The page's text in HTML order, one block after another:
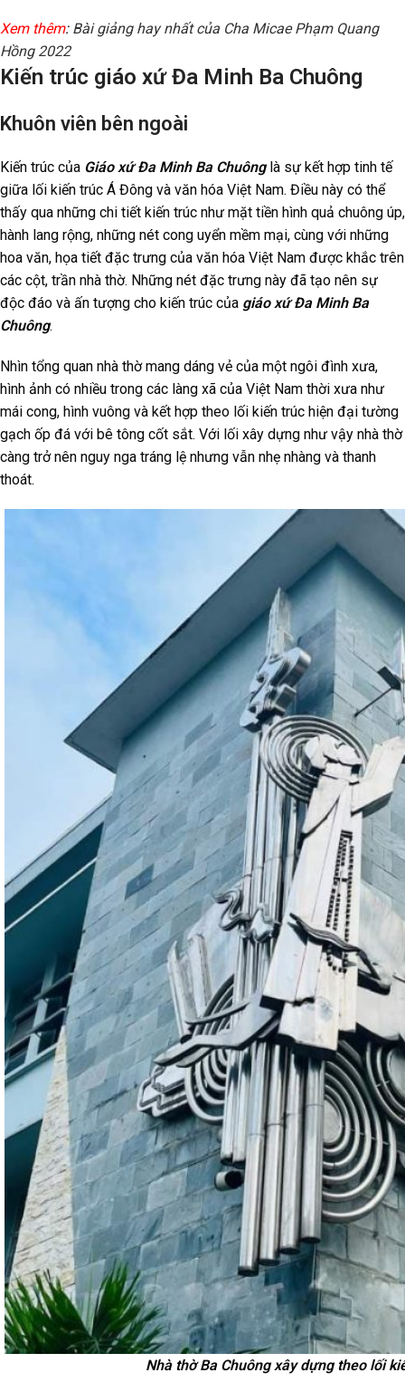
Xem thêm: Bài giảng hay nhất của Cha Micae Phạm Quang
Hồng 2022
Kiến trúc giáo xứ Đa Minh Ba Chuông
Khuôn viên bên ngoài
Kiến trúc của Giáo xứ Đa Minh Ba Chuônglà sự kết hợp tinh tế
giữa lối kiến trúc Á Đông và văn hóa Việt Nam. Điều này có thể
thấy qua những chi tiết kiến trúc như mặt tiền hình quả chuông úp,
hành lang rộng, những nét cong uyển mềm mại, cùng với những
hoa văn, họa tiết đặc trưng của văn hóa Việt Nam được khắc trên
các cột, trần nhà thờ. Những nét đặc trưng này đã tạo nên sự
độc đáo và ấn tượng cho kiến trúc của giáo xứ Đa Minh Ba
Chuông.
Nhìn tổng quan nhà thờ mang dáng vẻ của một ngôi đình xưa,
hình ảnh có nhiều trong các làng xã của Việt Nam thời xưa như
mái cong, hình vuông và kết hợp theo lối kiến trúc hiện đại tường
gạch ốp đá với bê tông cốt sắt. Với lối xây dựng như vậy nhà thờ
càng trở nên nguy nga tráng lệ nhưng vẫn nhẹ nhàng và thanh
thoát.
Nhà thờ Ba Chuông xây dựng theo lối